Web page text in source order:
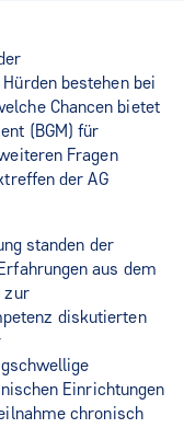
bestehen bei
Chancen bietet
(BGM) für
Fragen
der AG
standen der
aus dem
zur
diskutierten
Einrichtungen
chronisch